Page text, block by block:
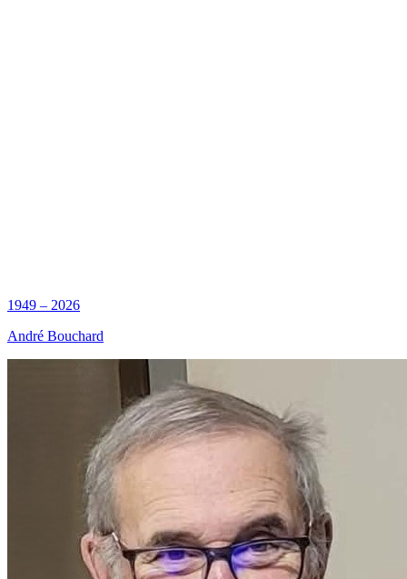
1949 – 2026
André Bouchard